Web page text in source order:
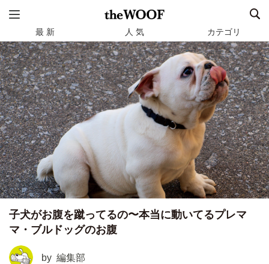
最 新 人 気 カテゴリ
子犬がお腹を蹴ってるの〜本当に動いてるプレマ
マ・ブルドッグのお腹
by 編集部